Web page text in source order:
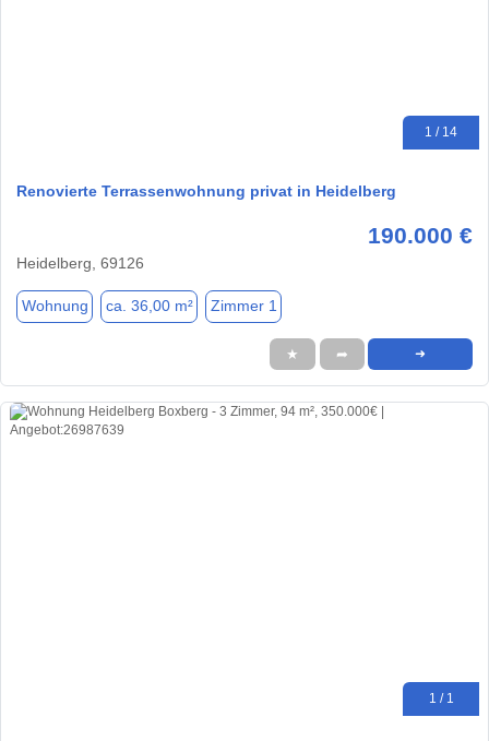
1 / 14
Renovierte Terrassenwohnung privat in Heidelberg
190.000 €
Heidelberg, 69126
Wohnung ca. 36,00 m² Zimmer 1
★ ➦ ➜
1 / 1